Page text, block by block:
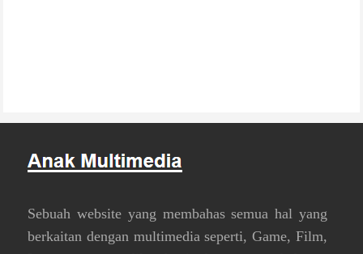
Sebuah website yang membahas semua hal yang
berkaitan dengan multimedia seperti, Game, Film,